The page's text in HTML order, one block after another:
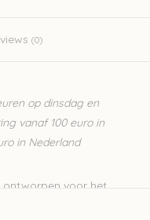
(0)
op dinsdag en
vanaf 100 euro in
in Nederland
voor het